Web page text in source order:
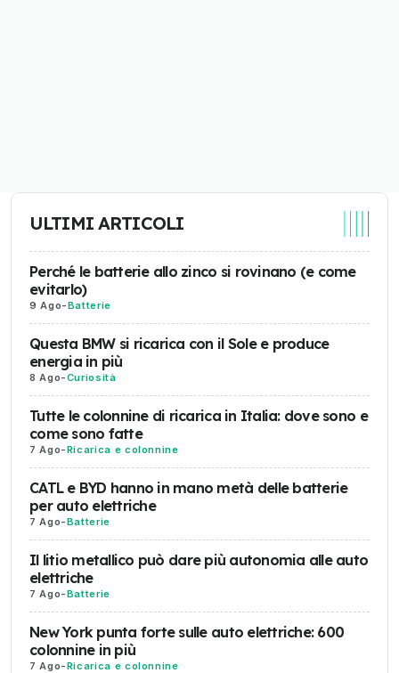
ULTIMI ARTICOLI
Perché le batterie allo zinco si rovinano (e come
evitarlo)
9 Ago-Batterie
Questa BMW si ricarica con il Sole e produce
energia in più
8 Ago-Curiosità
Tutte le colonnine di ricarica in Italia: dove sono e
come sono fatte
7 Ago-Ricarica e colonnine
CATL e BYD hanno in mano metà delle batterie
per auto elettriche
7 Ago-Batterie
Il litio metallico può dare più autonomia alle auto
elettriche
7 Ago-Batterie
New York punta forte sulle auto elettriche: 600
colonnine in più
7 Ago-Ricarica e colonnine